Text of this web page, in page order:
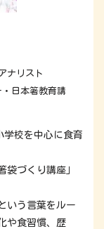
ナリスト
日本箸教育講
学校を中心に食育
袋づくり講座」
いう言葉をルー
や食習慣、歴